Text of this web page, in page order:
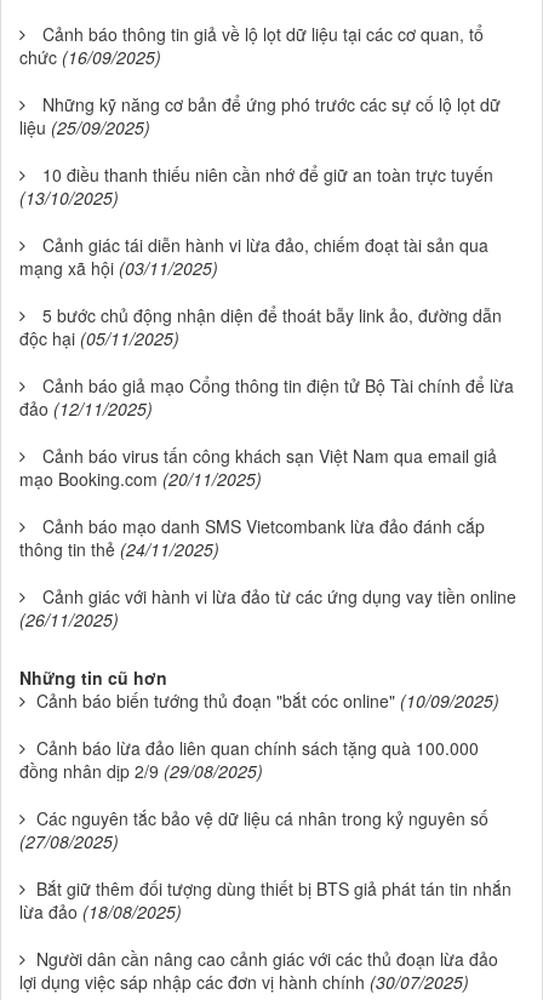
Cảnh báo thông tin giả về lộ lọt dữ liệu tại các cơ quan, tổ
chức (16/09/2025)
Những kỹ năng cơ bản để ứng phó trước các sự cố lộ lọt dữ
liệu (25/09/2025)
10 điều thanh thiếu niên cần nhớ để giữ an toàn trực tuyến
(13/10/2025)
Cảnh giác tái diễn hành vi lừa đảo, chiếm đoạt tài sản qua
mạng xã hội (03/11/2025)
5 bước chủ động nhận diện để thoát bẫy link ảo, đường dẫn
độc hại (05/11/2025)
Cảnh báo giả mạo Cổng thông tin điện tử Bộ Tài chính để lừa
đảo (12/11/2025)
Cảnh báo virus tấn công khách sạn Việt Nam qua email giả
mạo Booking.com (20/11/2025)
Cảnh báo mạo danh SMS Vietcombank lừa đảo đánh cắp
thông tin thẻ (24/11/2025)
Cảnh giác với hành vi lừa đảo từ các ứng dụng vay tiền online
(26/11/2025)
Những tin cũ hơn
Cảnh báo biến tướng thủ đoạn "bắt cóc online" (10/09/2025)
Cảnh báo lừa đảo liên quan chính sách tặng quà 100.000
đồng nhân dịp 2/9 (29/08/2025)
Các nguyên tắc bảo vệ dữ liệu cá nhân trong kỷ nguyên số
(27/08/2025)
Bắt giữ thêm đối tượng dùng thiết bị BTS giả phát tán tin nhắn
lừa đảo (18/08/2025)
Người dân cần nâng cao cảnh giác với các thủ đoạn lừa đảo
lợi dụng việc sáp nhập các đơn vị hành chính (30/07/2025)